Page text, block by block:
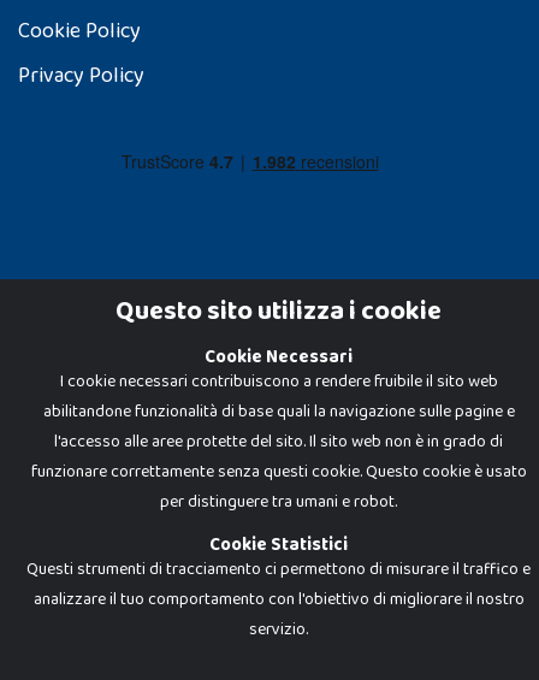
Cookie Policy
Privacy Policy
Dadi e Mattoncini è un brand di Giocabene Srl. Ogni riproduzione o utilizzo non
espressamente autorizzato è severamente vietato. Tutti i loghi, marchi,
brand elencati nel presente shop sono di proprietà dei rispettivi titolari.
I prezzi e le promozioni pubblicate potrebbero differire da quanto esposto in
negozio.
Giocabene Srl - via della Posta 8, 20123 Milano (MI)
P.IVA 02608090425 - REA AN201199 - C.S. 10.000 i.v.
Questo sito utilizza i cookie
Cookie Necessari
I cookie necessari contribuiscono a rendere fruibile il sito web
abilitandone funzionalità di base quali la navigazione sulle pagine e
l'accesso alle aree protette del sito. Il sito web non è in grado di
funzionare correttamente senza questi cookie. Questo cookie è usato
per distinguere tra umani e robot.
Cookie Statistici
Questi strumenti di tracciamento ci permettono di misurare il traffico e
analizzare il tuo comportamento con l'obiettivo di migliorare il nostro
servizio.